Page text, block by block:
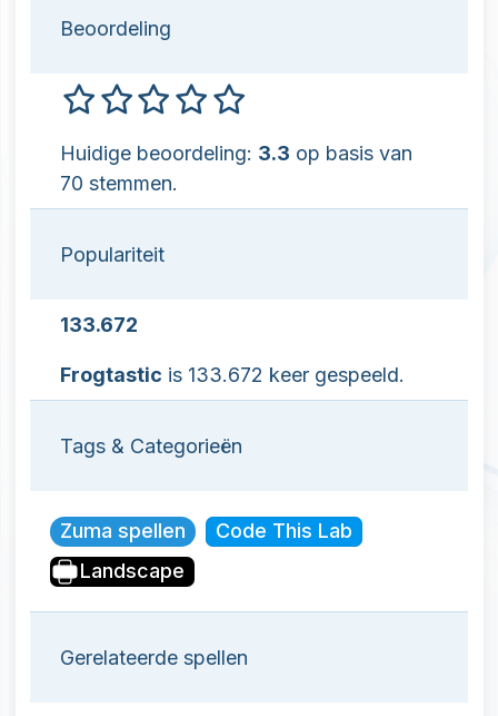
Beoordeling
Huidige beoordeling: 3.3 op basis van
70 stemmen.
Populariteit
133.672
Frogtastic is 133.672 keer gespeeld.
Tags & Categorieën
Zuma spellen
Code This Lab
Landscape
Gerelateerde spellen